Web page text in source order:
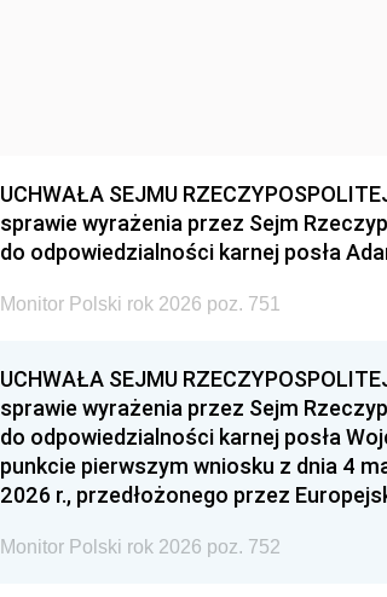
UCHWAŁA SEJMU
sprawie wyrażenia przez Sejm
do odpowiedzialności karnej posła
Monitor Polski rok 2026 poz. 751
UCHWAŁA SEJMU
sprawie wyrażenia przez Sejm
do odpowiedzialności karnej posła
punkcie pierwszym wniosku z dnia 4
2026 r., przedłożonego przez
Monitor Polski rok 2026 poz. 752